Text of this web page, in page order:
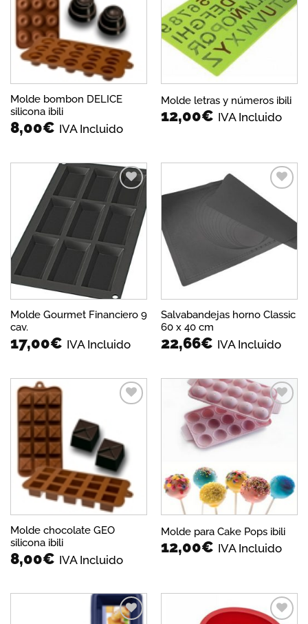
lista de
deseos
Molde bombon DELICE
silicona ibili
8,00€ IVA Incluido
lista de
deseos
Molde letras y números ibili
12,00€ IVA Incluido
Añadir
a la
lista de
deseos
Molde Gourmet Financiero 9
cav.
17,00€ IVA Incluido
Añadir
a la
lista de
Salvabandejas horno Classic
60 x 40 cm
22,66€ IVA Incluido
lista de
deseos
Molde chocolate GEO
silicona ibili
8,00€ IVA Incluido
Añadir
a la
Molde para Cake Pops ibili
12,00€ IVA Incluido